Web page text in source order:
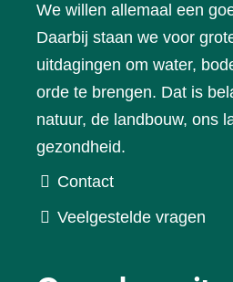
We willen allemaal een
Daarbij staan we voor
uitdagingen om water,
orde te brengen. Dat is
natuur, de landbouw, ons
gezondheid.
Contact
Veelgestelde vragen